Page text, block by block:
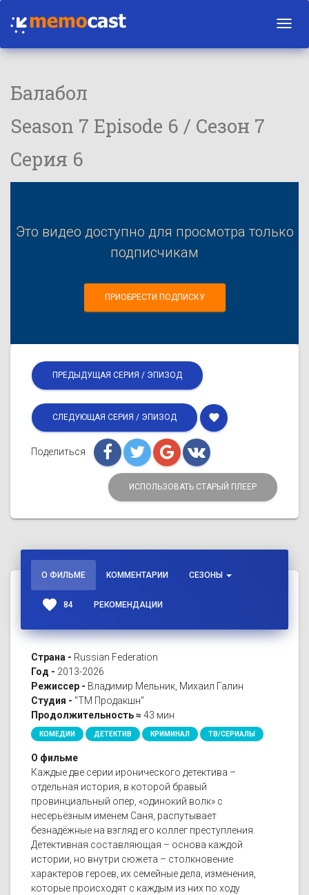
Балабол
Season 7 Episode 6 / Сезон 7
Серия 6
Это видео доступно для просмотра только
подписчикам
ПРИОБРЕСТИ ПОДПИСКУ
ПРЕДЫДУЩАЯ СЕРИЯ / ЭПИЗОД
СЛЕДУЮЩАЯ СЕРИЯ / ЭПИЗОД favorite
Поделиться
ИСПОЛЬЗОВАТЬ СТАРЫЙ ПЛЕЕР
О ФИЛЬМЕ КОММЕНТАРИИ СЕЗОНЫ
favorite 84 РЕКОМЕНДАЦИИ
Страна - Russian Federation
Год - 2013-2026
Режиссер - Владимир Мельник, Михаил Галин
Студия - "ТМ Продакшн"
Продолжительность ≈ 43 мин
КОМЕДИИ ДЕТЕКТИВ КРИМИНАЛ ТВ/СЕРИАЛЫ
О фильме
Каждые две серии иронического детектива –
отдельная история, в которой бравый
провинциальный опер, «одинокий волк» с
несерьёзным именем Саня, распутывает
безнадёжные на взгляд его коллег преступления.
Детективная составляющая – основа каждой
истории, но внутри сюжета – столкновение
характеров героев, их семейные дела, изменения,
которые происходят с каждым из них по ходу